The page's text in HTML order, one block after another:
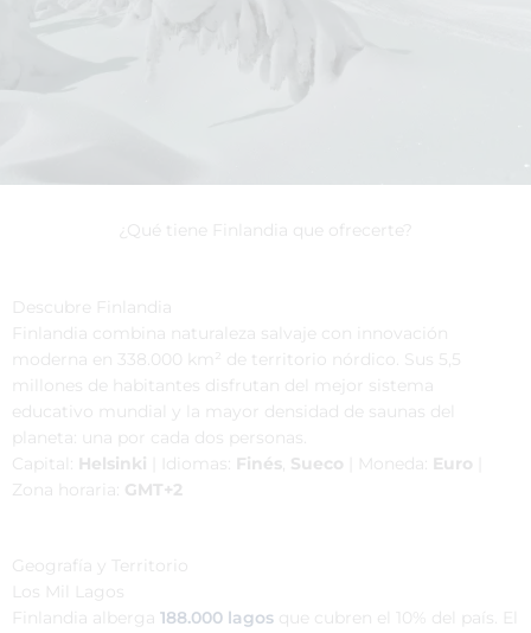
¿Qué tiene Finlandia que ofrecerte?
Descubre Finlandia
Finlandia combina naturaleza salvaje con innovación
moderna en 338.000 km² de territorio nórdico. Sus 5,5
millones de habitantes disfrutan del mejor sistema
educativo mundial y la mayor densidad de saunas del
planeta: una por cada dos personas.
Capital: Helsinki | Idiomas: Finés, Sueco | Moneda: Euro
Zona horaria: GMT+2
Geografía y Territorio
Los Mil Lagos
Finlandia alberga 188.000 lagos que cubren el 10% del país. El